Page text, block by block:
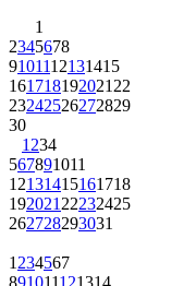
1
2345678
9101112131415
161718192021 22
23242526272829
30
1 234
567891011
12131415161718
192021 22232425
262728293031
1 234567
891011121314